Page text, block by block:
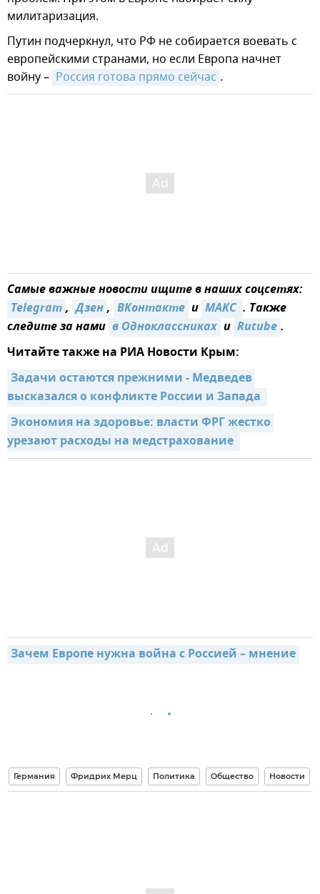
милитаризация.
Путин подчеркнул, что РФ не собирается воевать с
европейскими странами, но если Европа начнет
войну – Россия готова прямо сейчас .
Самые важные новости ищите в наших соцсетях:
Telegram, Дзен, ВКонтакте и MAКС . Также
следите за нами в Одноклассниках и Rutube.
Читайте также на РИА Новости Крым:
Задачи остаются прежними - Медведев
высказался о конфликте России и Запада
Экономия на здоровье: власти ФРГ жестко
урезают расходы на медстрахование
Зачем Европе нужна война с Россией – мнение
Германия Фридрих Мерц Политика Общество Новости